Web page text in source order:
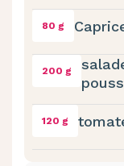
80 g
200 g
120 g